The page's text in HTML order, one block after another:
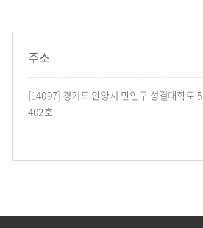
주소
[14097] 경기도 안양시 만안구 성결대학로
402호